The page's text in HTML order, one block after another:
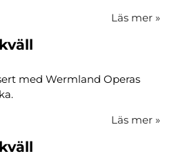
Läs mer »
med Wermland Operas
Läs mer »